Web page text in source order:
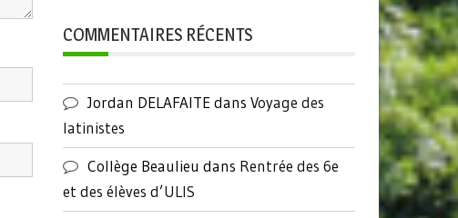
COMMENTAIRES RÉCENTS
Jordan DELAFAITEdans Voyage des
latinistes
Collège Beaulieu dans Rentrée des 6e
et des élèves d’ULIS